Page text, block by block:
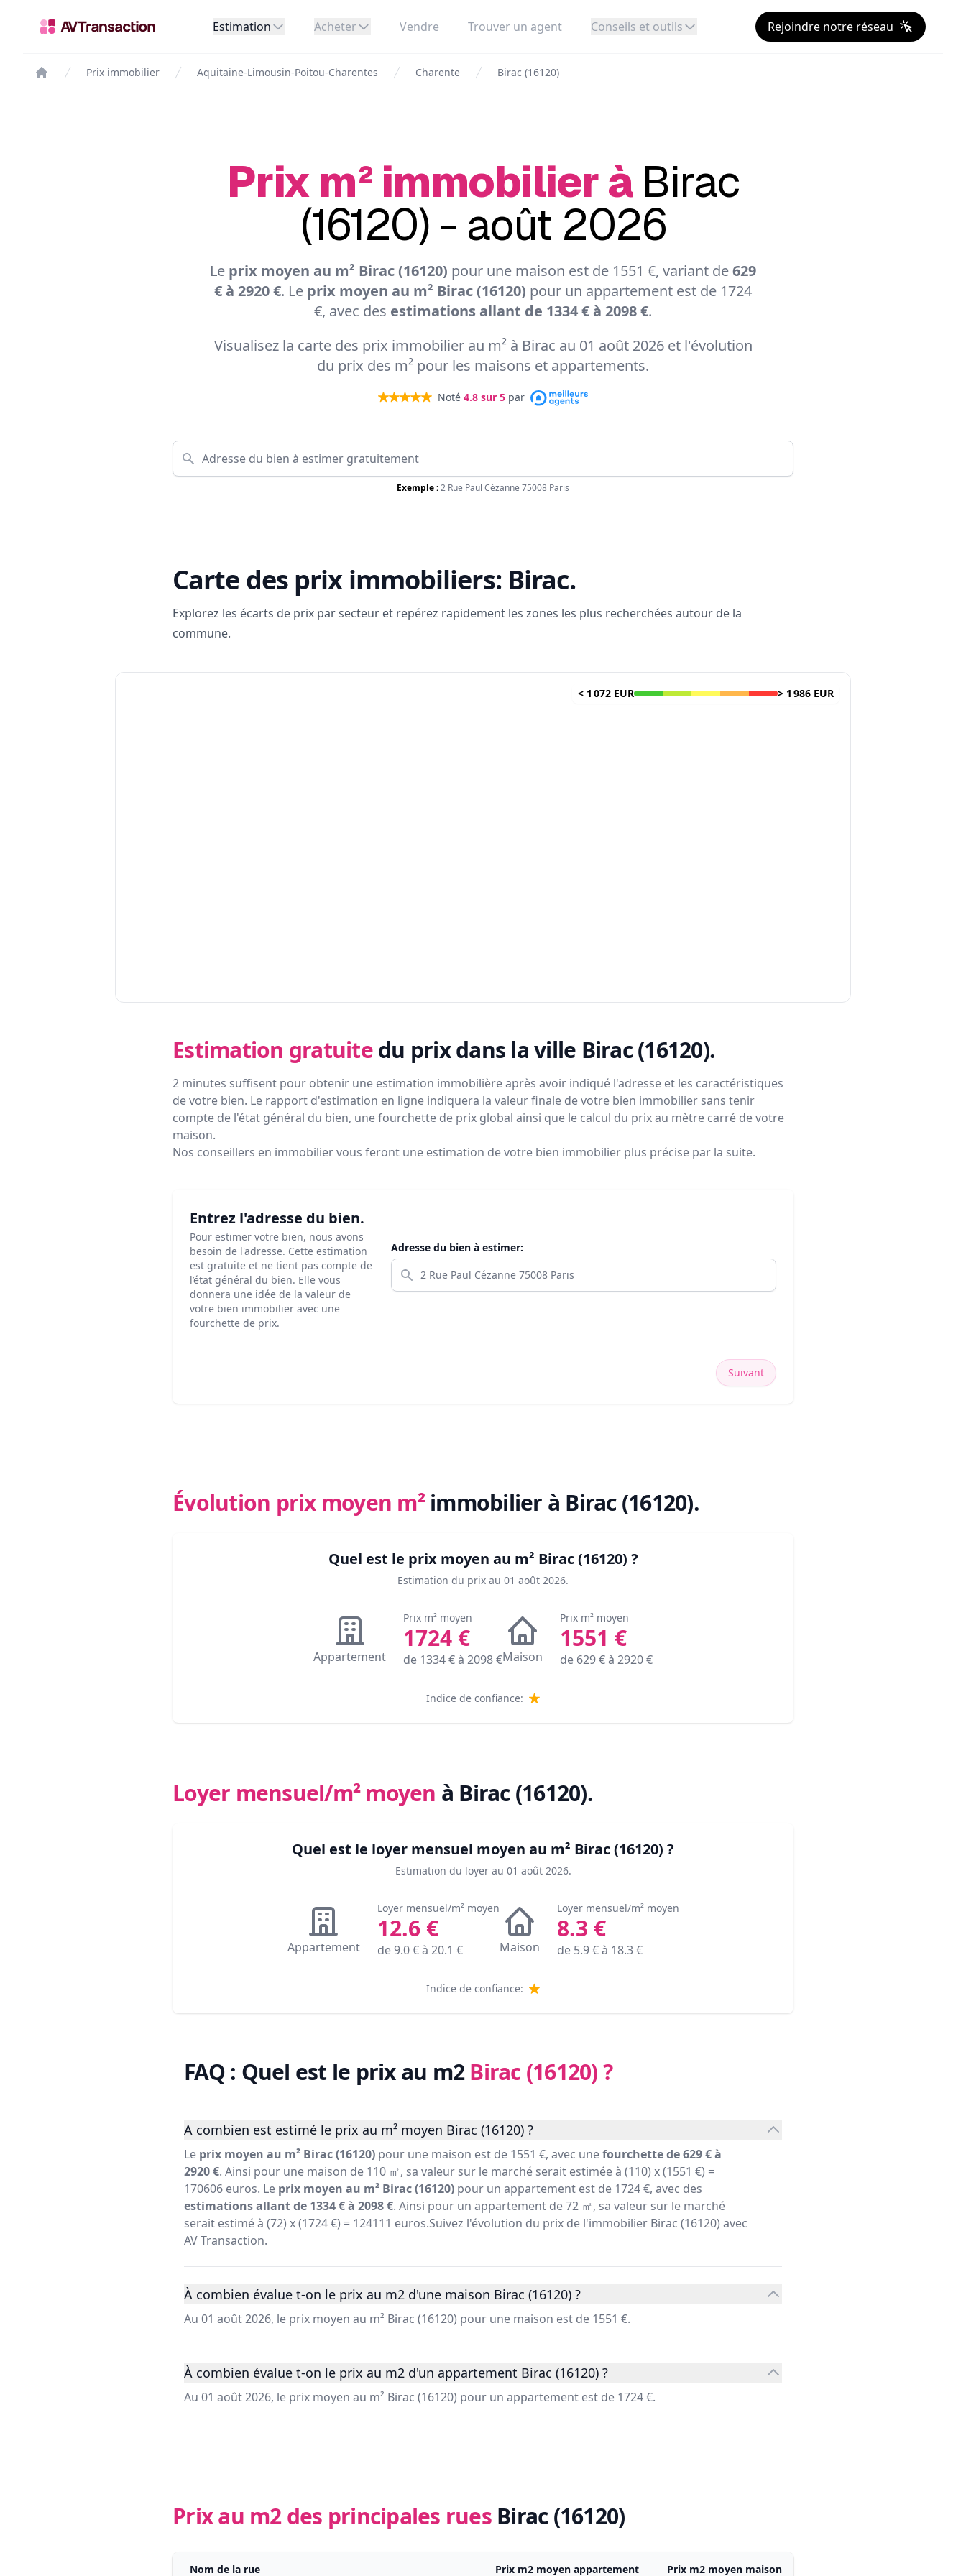
Estimation Acheter Vendre Trouver un agent Conseils et outils Rejoindre notre réseau
Prix immobilier Aquitaine-Limousin-Poitou-Charentes Charente Birac (16120)
Prix m² immobilier à Birac
(16120) - août 2026
Le prix moyen au m² Birac (16120) pour une maison est de 1551 €, variant de629
€ à 2920 €. Le prix moyen au m² Birac (16120) pour un appartement est de 1724
€, avec des estimations allant de 1334 € à 2098 €.
Visualisez la carte des prix immobilier au m² à Birac au 01 août 2026 et l'évolution
du prix des m² pour les maisons et appartements.
Noté 4.8 sur 5 par
Exemple :2 Rue Paul Cézanne 75008 Paris
Carte des prix immobiliers: Birac.
Explorez les écarts de prix par secteur et repérez rapidement les zones les plus recherchées autour de la
commune.
< 1 072 EUR > 1 986 EUR
Estimation gratuite du prixdans la ville Birac (16120).
2 minutes suffisent pour obtenir une estimation immobilière après avoir indiqué l'adresse et les caractéristiques
de votre bien. Le rapport d'estimation en ligne indiquera la valeur finale de votre bien immobilier sans tenir
compte de l'état général du bien, une fourchette de prix global ainsi que le calcul du prix au mètre carré de votre
maison.
Nos conseillers en immobilier vous feront une estimation de votre bien immobilier plus précise par la suite.
Entrez l'adresse du bien.
Pour estimer votre bien, nous avons
besoin de l'adresse. Cette estimation
est gratuite et ne tient pas compte de
l’état général du bien. Elle vous
donnera une idée de la valeur de
votre bien immobilier avec une
fourchette de prix.
Adresse du bien à estimer:
Suivant
Évolution prix moyen m² immobilier à Birac (16120).
Quel est le prix moyen au m² Birac (16120) ?
Estimation du prix au 01 août 2026.
Appartement
Prix m² moyen
1724 €
de 1334€ à 2098€Maison
Prix m² moyen
1551 €
de 629€ à 2920€
Indice de confiance:
Loyer mensuel/m² moyen à Birac (16120).
Quel est le loyer mensuel moyen au m² Birac (16120) ?
Estimation du loyer au 01 août 2026.
Appartement
Loyer mensuel/m² moyen
12.6€
de9.0€ à 20.1 € Maison
Loyer mensuel/m² moyen
8.3 €
de 5.9€ à 18.3€
Indice de confiance:
FAQ : Quel est le prix au m2Birac (16120)?
A combien est estimé le prix au m² moyen Birac (16120) ?
Le prix moyen au m² Birac (16120) pour une maison est de 1551 €, avec unefourchette de 629 € à
2920 €. Ainsi pour une maison de 110 ㎡, sa valeur sur le marché serait estimée à (110) x (1551 €) =
170606 euros. Le prix moyen au m² Birac (16120) pour un appartement est de 1724 €, avec des
estimations allant de 1334 € à 2098 €. Ainsi pour un appartement de 72 ㎡, sa valeur sur le marché
serait estimé à (72) x (1724 €) = 124111 euros.Suivez l'évolution du prix de l'immobilier Birac (16120) avec
AV Transaction.
À combien évalue t-on le prix au m2 d'une maison Birac (16120) ?
Au 01 août 2026, le prix moyen au m² Birac (16120) pour une maison est de 1551 €.
À combien évalue t-on le prix au m2 d'un appartement Birac (16120) ?
Au 01 août 2026, le prix moyen au m² Birac (16120) pour un appartement est de 1724 €.
Prix au m2 des principales rues Birac (16120)
Nom de la rue Prix m2 moyen appartement Prix m2 moyen maison